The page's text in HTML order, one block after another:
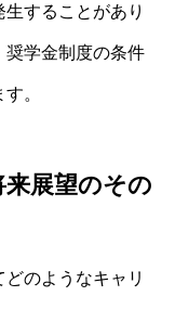
することがあり
奨学金制度の条件
。
展望のその
のようなキャリ